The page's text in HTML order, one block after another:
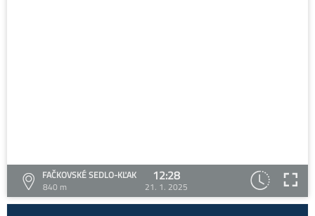
FAČKOVSKÉ SEDLO-KĽAK
840 m
12:28
21. 1. 2025